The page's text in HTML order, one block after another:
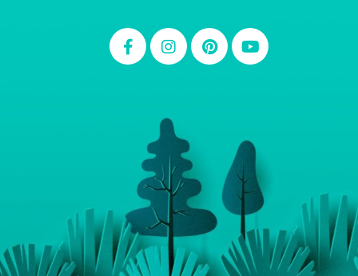
Carla Eschberger
Carol Pessoa
Ju Mirthes